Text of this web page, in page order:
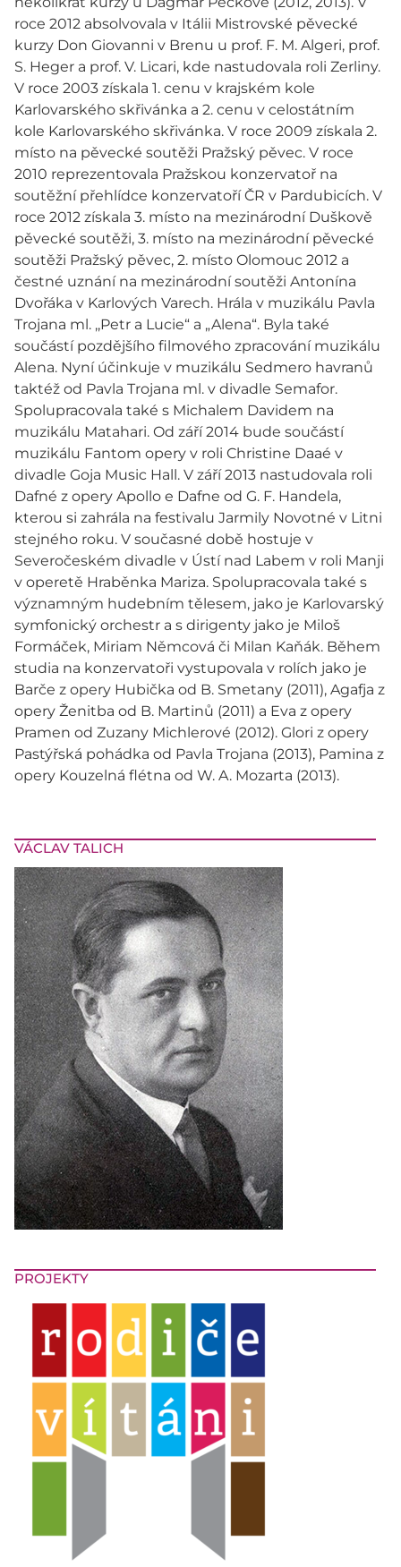
VÁCLAV TALICH
PROJEKTY
roce 2012 absolvovala v Itálii Mistrovské pěvecké
kurzy Don Giovanni v Brenu u prof. F. M. Algeri, prof.
S. Heger a prof. V. Licari, kde nastudovala roli Zerliny.
V roce 2003 získala 1. cenu v krajském kole
Karlovarského skřivánka a 2. cenu v celostátním
kole Karlovarského skřivánka. V roce 2009 získala 2.
místo na pěvecké soutěži Pražský pěvec. V roce
2010 reprezentovala Pražskou konzervatoř na
soutěžní přehlídce konzervatoří ČR v Pardubicích. V
roce 2012 získala 3. místo na mezinárodní Duškově
pěvecké soutěži, 3. místo na mezinárodní pěvecké
soutěži Pražský pěvec, 2. místo Olomouc 2012 a
čestné uznání na mezinárodní soutěži Antonína
Dvořáka v Karlových Varech. Hrála v muzikálu Pavla
Trojana ml. ,,Petr a Lucie“ a „Alena“. Byla také
součástí pozdějšího filmového zpracování muzikálu
Alena. Nyní účinkuje v muzikálu Sedmero havranů
taktéž od Pavla Trojana ml. v divadle Semafor.
Spolupracovala také s Michalem Davidem na
muzikálu Matahari. Od září 2014 bude součástí
muzikálu Fantom opery v roli Christine Daaé v
divadle Goja Music Hall. V září 2013 nastudovala roli
Dafné z opery Apollo e Dafne od G. F. Handela,
kterou si zahrála na festivalu Jarmily Novotné v Litni
stejného roku. V současné době hostuje v
Severočeském divadle v Ústí nad Labem v roli Manji
v operetě Hraběnka Mariza. Spolupracovala také s
významným hudebním tělesem, jako je Karlovarský
symfonický orchestr a s dirigenty jako je Miloš
Formáček, Miriam Němcová či Milan Kaňák. Během
studia na konzervatoři vystupovala v rolích jako je
Barče z opery Hubička od B. Smetany (2011), Agafja z
opery Ženitba od B. Martinů (2011) a Eva z opery
Pramen od Zuzany Michlerové (2012). Glori z opery
Pastýřská pohádka od Pavla Trojana (2013), Pamina z
opery Kouzelná flétna od W. A. Mozarta (2013).